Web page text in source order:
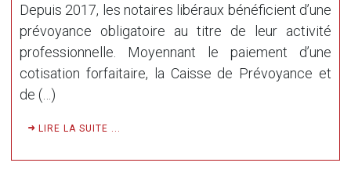
Depuis 2017, les notaires libéraux bénéficient d’une
prévoyance obligatoire au titre de leur activité
professionnelle. Moyennant le paiement d’une
cotisation forfaitaire, la Caisse de Prévoyance et
de (…)
LIRE LA SUITE ...